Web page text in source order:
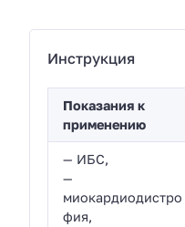
Инструкция
Показания к
применению
— ИБС,
—
миокардиодистро
фия,